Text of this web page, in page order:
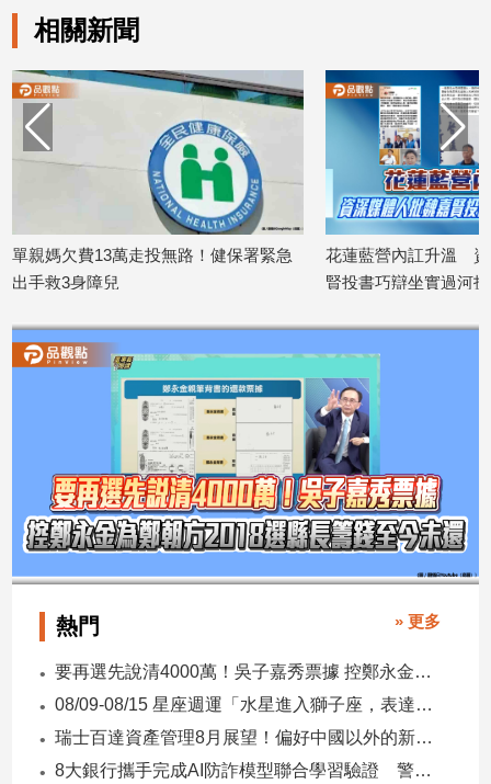
相關新聞
緊急
花蓮藍營內訌升溫 資深媒體人批魏嘉
賢投書巧辯坐實過河拆橋
雙颱夾擊！花
5村里緊急撤離
熱門 » 更多
要再選先說清4000萬！吳子嘉秀票據 控鄭永金為鄭朝方2018選縣長籌錢至今未還
08/09-08/15 星座週運「水星進入獅子座，表達力、自信與創意提升」
瑞士百達資產管理8月展望！偏好中國以外的新興市場 看好這些產業
8大銀行攜手完成AI防詐模型聯合學習驗證 警示帳戶準確度提升2倍